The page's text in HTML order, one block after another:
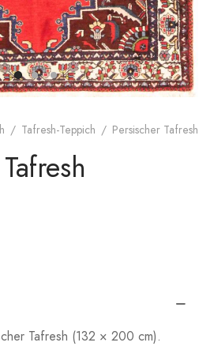
/ Tafresh-Teppich / Persischer Tafresh
Tafresh (132 × 200 cm).